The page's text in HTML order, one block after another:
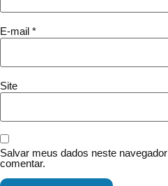
E-mail *
Site
Salvar meus dados neste
comentar.